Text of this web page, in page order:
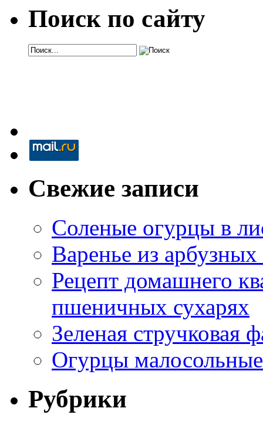
Поиск по сайту
Свежие записи
Соленые огурцы в
Варенье из
Рецепт домашнего
пшеничных сухарях
Зеленая стручковая
Огурцы
Рубрики